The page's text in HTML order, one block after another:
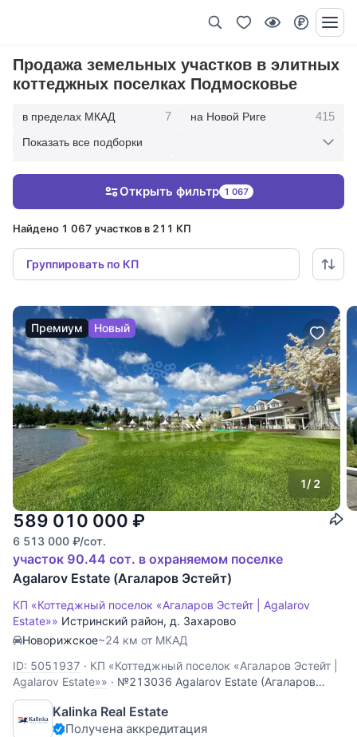
Продажа земельных участков в элитных
коттеджных поселках Подмосковье
в пределах МКАД 7 на Новой Риге 415
463 30 км от МКАД
Показать все подборки
Найдено 1 067 участков в 211 КП
Группировать по КП
Открыть фильтр 1 067
Премиум Новый
1/ 2
589 010 000 ₽
6 513 000 ₽/сот.
участок 90.44 сот. в охраняемом поселке
Agalarov Estate (Агаларов Эстейт)
КП «Коттеджный поселок «Агаларов Эстейт | Agalarov
Estate»» Истринский район, д. Захарово
Новорижское~24 км от МКАД
ID: 5051937 · КП «Коттеджный поселок «Агаларов Эстейт |
Agalarov Estate»» · №213036 Agalarov Estate (Агаларов
Эстейт) Земельный участок площадью 90,44 сотки
расположен в элитном охраняемом поселке Agalarov Estate
(Агаларов Эстейт).
Kalinka Real Estate
Получена аккредитация